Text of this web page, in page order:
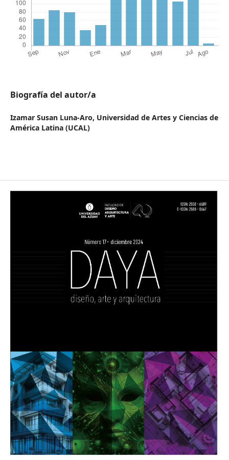
Biografía del autor/a
Izamar Susan Luna-Aro, Universidad de Artes y Ciencias de
América Latina (UCAL)